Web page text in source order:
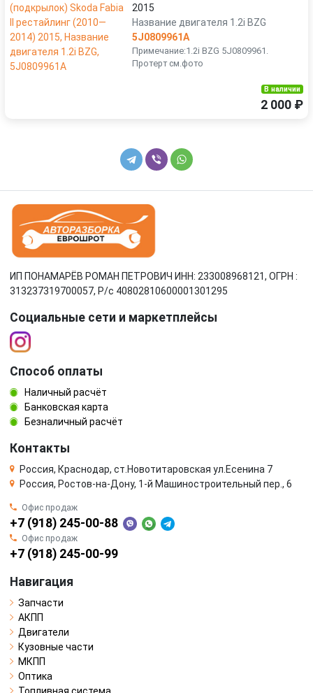
2015
Название двигателя 1.2i BZG
5J0809961A
Примечание:1.2i BZG 5J0809961.
Протерт см.фото
В наличии
2 000 ₽
ИП ПОНАМАРЁВ РОМАН ПЕТРОВИЧ ИНН: 233008968121, ОГРН :
313237319700057, Р/c 40802810600001301295
Социальные сети и маркетплейсы
Способ оплаты
Наличный расчёт
Банковская карта
Безналичный расчёт
Контакты
Россия, Краснодар, ст.Новотитаровская ул.Есенина 7
Россия, Ростов-на-Дону, 1-й Машиностроительный пер., 6
Офис продаж
+7 (918) 245-00-88
Офис продаж
+7 (918) 245-00-99
Навигация
Запчасти
АКПП
Двигатели
Кузовные части
МКПП
Оптика